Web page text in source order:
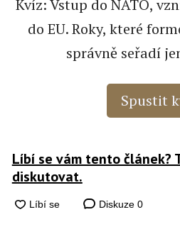
Kvíz: Vstup do NATO,
do EU. Roky, které
správně seřadí
Spustit
Líbí se vám tento článek?
diskutovat.
Diskuze 0